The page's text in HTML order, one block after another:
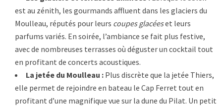
est au zénith, les gourmands affluent dans les glaciers du
Moulleau, réputés pour leurs coupes glacéeset leurs
parfums variés. En soirée, l’ambiance se fait plus festive,
avec de nombreuses terrasses où déguster un cocktail tout
en profitant de concerts acoustiques.
La jetée du Moulleau : Plus discrète que la jetée Thiers,
elle permet de rejoindre en bateau le Cap Ferret tout en
profitant d’une magnifique vue sur la dune du Pilat. Un petit